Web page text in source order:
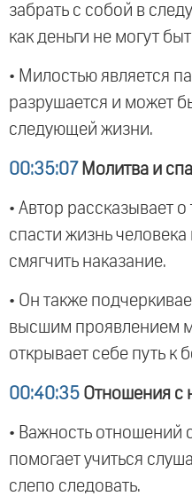
забрать с собой в
как деньги не могут
• Милостью является
разрушается и может
следующей жизни.
00:35:07 Молитва и
• Автор рассказывает
спасти жизнь
смягчить наказание.
• Он также
высшим проявлением
открывает себе путь к
00:40:35 Отношения с
• Важность отношений
помогает учиться
слепо следовать.